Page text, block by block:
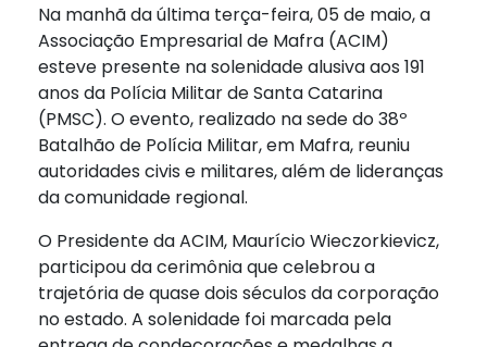
Na manhã da última terça-feira, 05 de maio, a
Associação Empresarial de Mafra (ACIM)
esteve presente na solenidade alusiva aos 191
anos da Polícia Militar de Santa Catarina
(PMSC). O evento, realizado na sede do 38º
Batalhão de Polícia Militar, em Mafra, reuniu
autoridades civis e militares, além de lideranças
da comunidade regional.
O Presidente da ACIM, Maurício Wieczorkievicz,
participou da cerimônia que celebrou a
trajetória de quase dois séculos da corporação
no estado. A solenidade foi marcada pela